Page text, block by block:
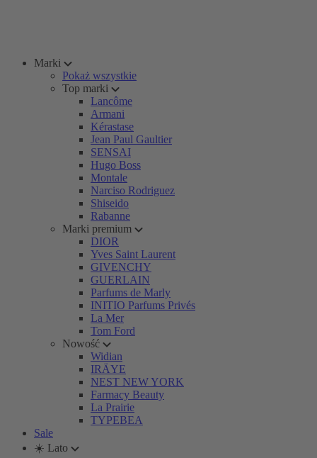
Marki
Pokaż wszystkie
Top marki
Lancôme
Armani
Kérastase
Jean Paul Gaultier
SENSAI
Hugo Boss
Montale
Narciso Rodriguez
Shiseido
Rabanne
Marki premium
DIOR
Yves Saint Laurent
GIVENCHY
GUERLAIN
Parfums de Marly
INITIO Parfums Privés
La Mer
Tom Ford
Nowość
Widian
IRÄYE
NEST NEW YORK
Farmacy Beauty
La Prairie
TYPEBEA
Sale
☀️ Lato